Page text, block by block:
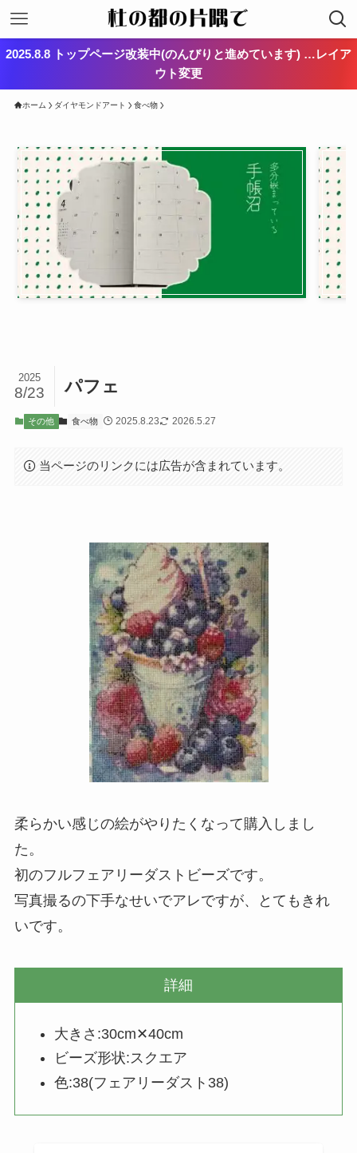
2025.8.8 トップページ改装中(のんびりと進めています) …レイア
ウト変更
ホーム ダイヤモンドアート 食べ物
パフェ
2025
8/23
その他 食べ物 2025.8.23 2026.5.27
当ページのリンクには広告が含まれています。
柔らかい感じの絵がやりたくなって購入しまし
た。
初のフルフェアリーダストビーズです。
写真撮るの下手なせいでアレですが、とてもきれ
いです。
詳細
大きさ:30cm✕40cm
ビーズ形状:スクエア
色:38(フェアリーダスト38)